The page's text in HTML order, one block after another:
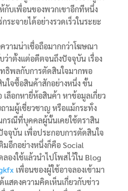
กับเพื่อนของพวกเขาอีกทีหนึ่ง
ระจายได้อย่างรวดเร็วในระยะ
วามน่าเชื่อถือมากกว่าโฆษณา
าตั้งแต่อดีตจนถึงปัจจุบัน เรื่อง
ธิพลกับการตัดสินใจมากพอ
ใจซื้อสินค้าสักอย่างหนึ่ง ขั้น
ลือกหายี่ห้อสินค้า หาข้อมูลเกี่ยว
มผู้เชี่ยวชาญ หรือแม้กระทั่ง
กรณีที่บุคคลผู้นั้นเคยใช้ตราสิน
จจุบัน เพื่อประกอบการตัดสินใจ
อีกอย่างหนึ่งก็คือ Social
องใช้แล้วนำไปโพสไว้ใน Blog
เพื่อนของผู้ใช้อาจลองเข้ามา
แสดงความคิดเห็นเกี่ยวกับข่าว